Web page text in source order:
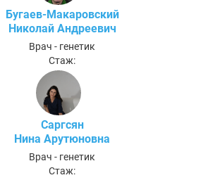
Бугаев-Макаровский
Николай Андреевич
Врач - генетик
Стаж:
Саргсян
Нина Арутюновна
Врач - генетик
Стаж: